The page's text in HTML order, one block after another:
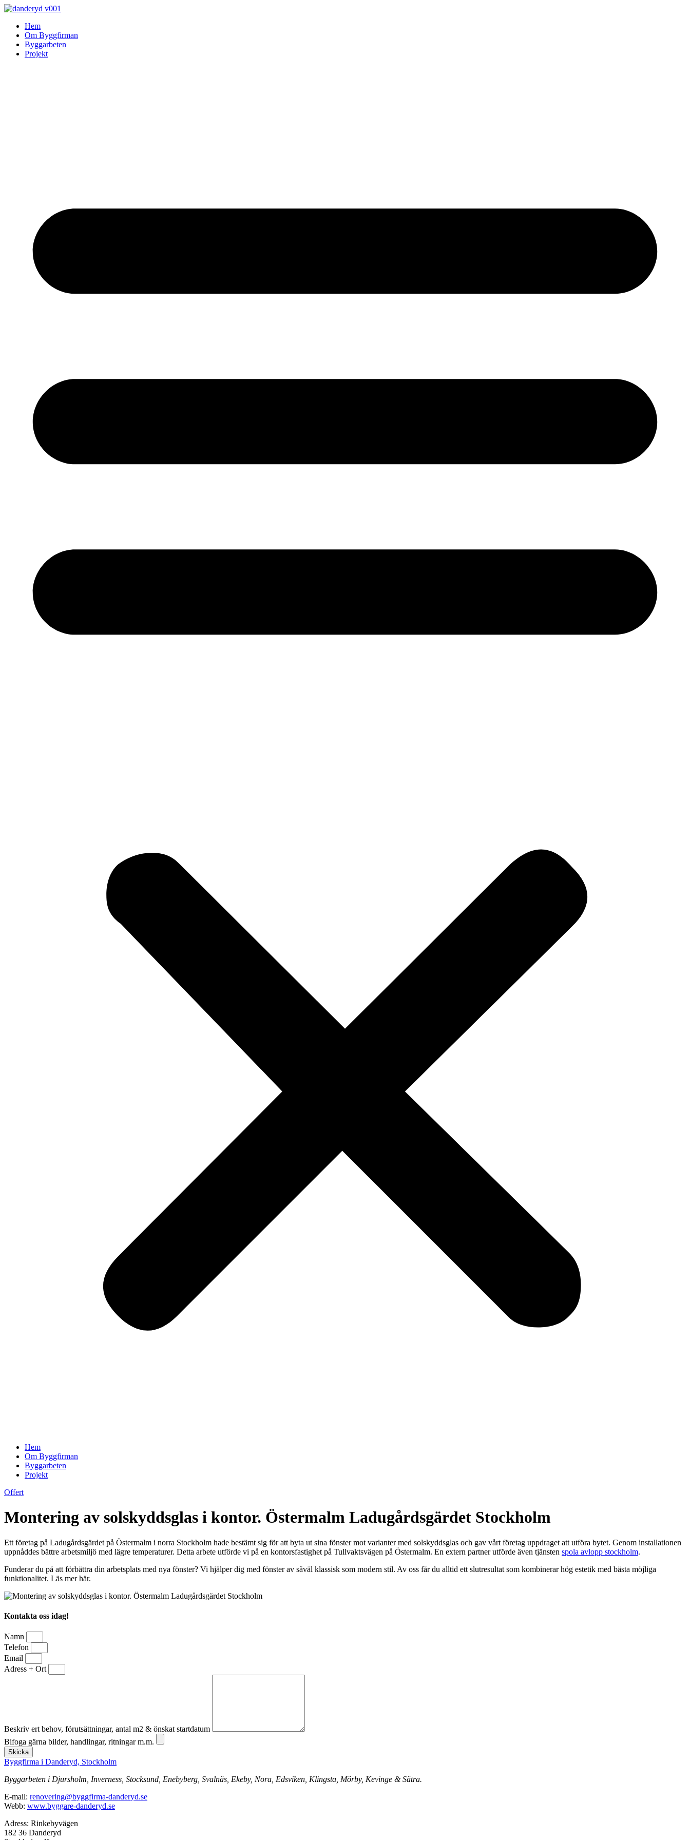
Skip
contentHem
Om Byggfirman
Byggarbeten
Projekt
Hem
Om Byggfirman
Byggarbeten
Projekt
Offert
Montering av solskyddsglas i kontor. Östermalm Ladugårdsgärdet Stockholm
Ett företag på Ladugårdsgärdet på Östermalm i norra Stockholm hade bestämt sig för att byta ut sina fönster mot varianter med solskyddsglas och gav vårt företag uppdraget att utföra bytet. Genom installationen
uppnåddes bättre arbetsmiljö med lägre temperaturer. Detta arbete utförde vi på en kontorsfastighet på Tullvaktsvägen på Östermalm. En extern partner utförde även tjänsten spola avlopp stockholm.
Funderar du på att förbättra din arbetsplats med nya fönster? Vi hjälper dig med fönster av såväl klassisk som modern stil. Av oss får du alltid ett slutresultat som kombinerar hög estetik med bästa möjliga
funktionalitet. Läs mer här.
Kontakta oss idag!
Namn
Telefon
Email
Adress + Ort
Beskriv ert behov, förutsättningar, antal m2 & önskat startdatum
Bifoga gärna bilder, handlingar, ritningar m.m.
Skicka
Byggfirma i Danderyd, Stockholm
Byggarbeten i Djursholm, Inverness, Stocksund, Enebyberg, Svalnäs, Ekeby, Nora, Edsviken, Klingsta, Mörby, Kevinge & Sätra.
E-mail: renovering@byggfirma-danderyd.se
Webb: www.byggare-danderyd.se
Adress: Rinkebyvägen
182 36 Danderyd